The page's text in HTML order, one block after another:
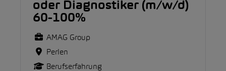
oder Diagnostiker (m/w/d)
60-100%
AMAG Group
Perlen
Berufserfahrung